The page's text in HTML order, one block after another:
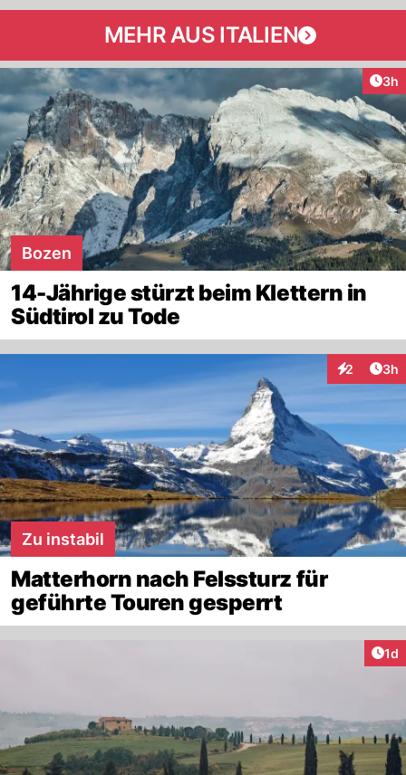
MEHR AUS ITALIEN
3h
Bozen
14-Jährige stürzt beim Klettern in
Südtirol zu Tode
2 3h
Zu instabil
Matterhorn nach Felssturz für
geführte Touren gesperrt
1d